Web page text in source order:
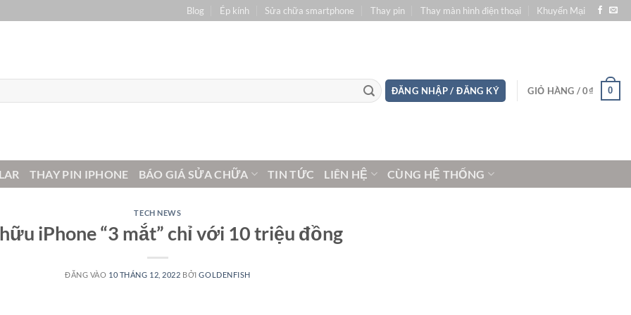
Blog Ép kính Sửa chữa smartphone Thay pin Thay màn hình điện thoại Khuyến Mại
ĐĂNG NHẬP / ĐĂNG KÝ GIỎ HÀNG /0₫ 0
THAY PIN IPHONE BÁO GIÁ SỬA CHỮA TIN TỨC LIÊN HỆ CÙNG HỆ THỐNG
TECH NEWS
iPhone “3 mắt” chỉ với 10 triệu đồng
ĐĂNG VÀO 10 THÁNG 12, 2022 BỞIGOLDENFISH